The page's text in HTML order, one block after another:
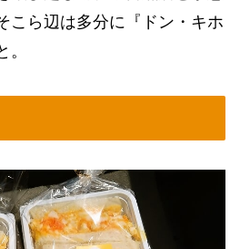
こら辺は多分に『ドン・キホ